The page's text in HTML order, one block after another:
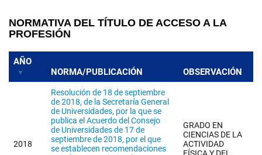
NORMATIVA DEL TÍTULO DE ACCESO A LA
PROFESIÓN